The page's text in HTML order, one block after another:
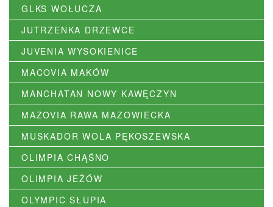
GLKS WOŁUCZA
JUTRZENKA DRZEWCE
JUVENIA WYSOKIENICE
MACOVIA MAKÓW
MANCHATAN NOWY KAWĘCZYN
MAZOVIA RAWA MAZOWIECKA
MUSKADOR WOLA PĘKOSZEWSKA
OLIMPIA CHĄŚNO
OLIMPIA JEŻÓW
OLYMPIC SŁUPIA